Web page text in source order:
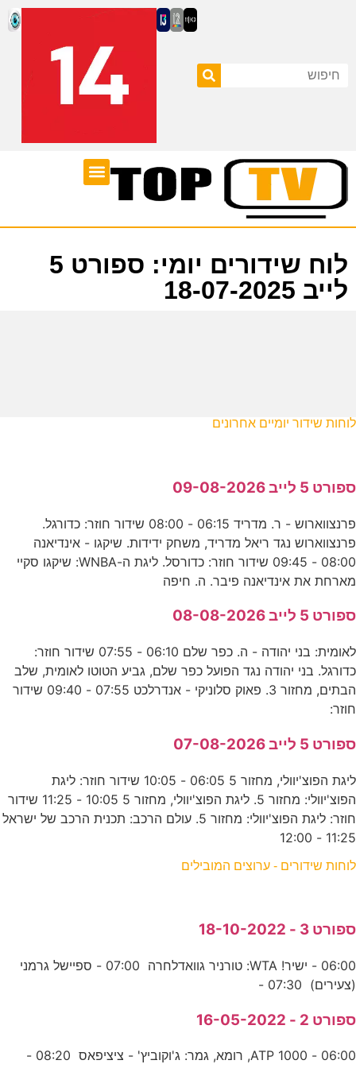
לוח שידורים יומי: ספורט 5
לייב 18-07-2025
לוחות שידור יומיים אחרונים
ספורט 5 לייב 09-08-2026
פרנצווארוש - ר. מדריד 06:15 - 08:00 שידור חוזר: כדורגל.
פרנצווארוש נגד ריאל מדריד, משחק ידידות. שיקגו - אינדיאנה
08:00 - 09:45 שידור חוזר: כדורסל. ליגת ה-WNBA: שיקגו סקיי
מארחת את אינדיאנה פיבר. ה. חיפה
ספורט 5 לייב 08-08-2026
לאומית: בני יהודה - ה. כפר שלם 06:10 - 07:55 שידור חוזר:
כדורגל. בני יהודה נגד הפועל כפר שלם, גביע הטוטו לאומית, שלב
הבתים, מחזור 3. פאוק סלוניקי - אנדרלכט 07:55 - 09:40 שידור
חוזר:
ספורט 5 לייב 07-08-2026
ליגת הפוצ'יוולי, מחזור 5 06:05 - 10:05 שידור חוזר: ליגת
הפוצ'יוולי: מחזור 5. ליגת הפוצ'יוולי, מחזור 5 10:05 - 11:25 שידור
חוזר: ליגת הפוצ'יוולי: מחזור 5. עולם הרכב: תכנית הרכב של ישראל
11:25 - 12:00
לוחות שידורים - ערוצים המובילים
ספורט 3 - 18-10-2022
06:00 - ישיר! WTA: טורניר גוואדלחרה 07:00 - ספיישל גרמני
(צעירים) 07:30 -
ספורט 2 - 16-05-2022
06:00 - ATP 1000, רומא, גמר: ג'וקוביץ' - ציציפאס 08:20 -